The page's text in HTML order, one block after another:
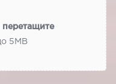
перетащите
5МВ